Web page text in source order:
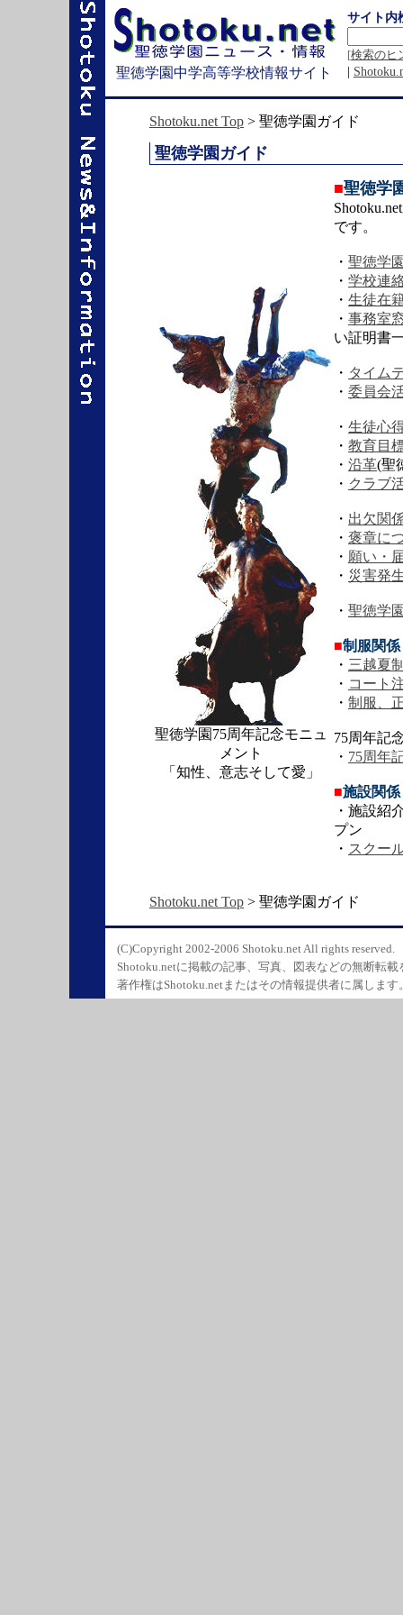
聖徳学園中学高等学校情報サイト
サイト内
[検索のヒ
|
Shotoku.net Top > 聖徳学園ガイド
聖徳学園ガイド
聖徳学園75周年記念モニュ
メント
「知性、意志そして愛」
■聖徳学
です。
・ 聖徳学
・ 学校連
・ 生徒在
・ 事務室
い証明書
・ タイム
・ 委員会
・ 生徒心
・ 教育目
・ 沿革(聖
・ クラブ
・ 出欠関
・ 褒章に
・ 願い・
・ 災害発
・ 聖徳学
■制服関係
・ 三越夏
・ コート
・ 制服、
75周年記
・ 75周年
■施設関係
・施設紹
プン
・ スクー
Shotoku.net Top > 聖徳学園ガイド
(C)Copyright 2002-2006 Shotoku.net All rights reserved.
Shotoku.netに掲載の記事、写真、図表などの無断転載
著作権はShotoku.netまたはその情報提供者に属します